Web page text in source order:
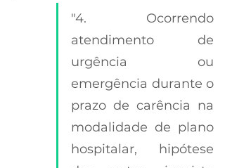
"4. Ocorrendo
atendimento de
urgência ou
emergência durante o
prazo de carência na
modalidade de plano
hospitalar, hipótese